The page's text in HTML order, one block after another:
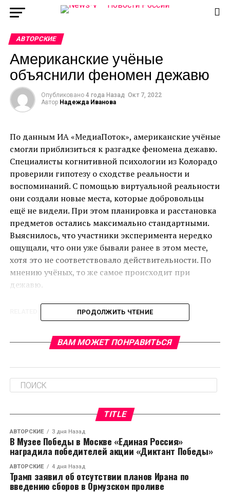
АВТОРСКИЕ
Американские учёные
объяснили феномен дежавю
Опубликовано 4 года Назад Окт 7, 2022
Автор Надежда Иванова
По данным ИА «МедиаПоток», американские учёные
смогли приблизиться к разгадке феномена дежавю.
Специалисты когнитивной психологии из Колорадо
проверили гипотезу о сходстве реальности и
воспоминаний. С помощью виртуальной реальности
они создали новые места, которые добровольцы
ещё не видели. При этом планировка и расстановка
предметов остались максимально стандартными.
Выяснилось, что участники эксперимента нередко
ощущали, что они уже бывали ранее в этом месте,
хотя это не соответствовало действительности. По
мнению учёных, то же самое происходит при
дежавю.
Австралийские учёные: полный отказ от спиртного
чреват деменцией в старости
Американские учёные назвали маркеры
долгожителей
ПРОДОЛЖИТЬ ЧТЕНИЕ
ВАМ МОЖЕТ ПОНРАВИТЬСЯ
TITLE
АВТОРСКИЕ 3 дня Назад
В Музее Победы в Москве «Единая Россия»
наградила победителей акции «Диктант Победы»
АВТОРСКИЕ 4 дня Назад
Трамп заявил об отсутствии планов Ирана по
введению сборов в Ормузском проливе